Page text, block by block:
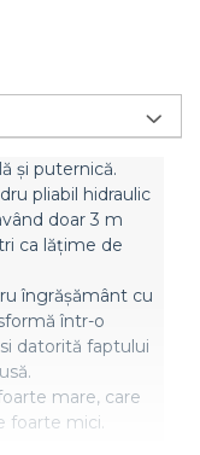
și puternică.
pliabil hidraulic
doar 3 m
ca lățime de
îngrășământ cu
într-o
datorită faptului
mare, care
foarte mici.